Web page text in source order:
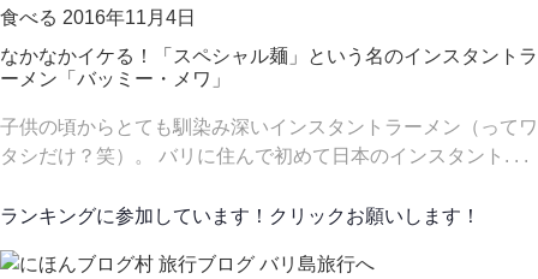
食べる 2016年11月4日
なかなかイケる！「スペシャル麺」という名のインスタントラ
ーメン「バッミー・メワ」
子供の頃からとても馴染み深いインスタントラーメン（ってワ
タシだけ？笑）。 バリに住んで初めて日本のインスタント. . .
ランキングに参加しています！クリックお願いします！